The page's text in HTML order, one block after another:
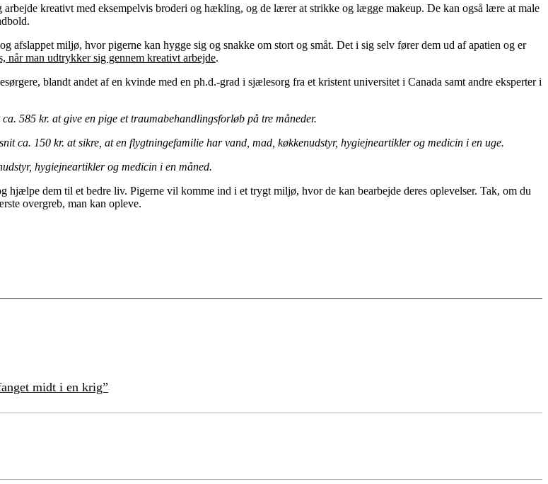
kreativt med eksempelvis broderi og hækling, og de lærer at strikke og lægge makeup. De kan også lære at male
afslappet miljø, hvor pigerne kan hygge sig og snakke om stort og småt. Det i sig selv fører dem ud af apatien og er
når man udtrykker sig gennem kreativt arbejde.
blandt andet af en kvinde med en ph.d.-grad i sjælesorg fra et kristent universitet i Canada samt andre eksperter i
585 kr. at give en pige et traumabehandlingsforløb på tre måneder.
ca. 150 kr. at sikre, at en flygtningefamilie har vand, mad, køkkenudstyr, hygiejneartikler og medicin i en uge.
hygiejneartikler og medicin i en måned.
dem til et bedre liv. Pigerne vil komme ind i et trygt miljø, hvor de kan bearbejde deres oplevelser. Tak, om du
overgreb, man kan opleve.
midt i en krig”